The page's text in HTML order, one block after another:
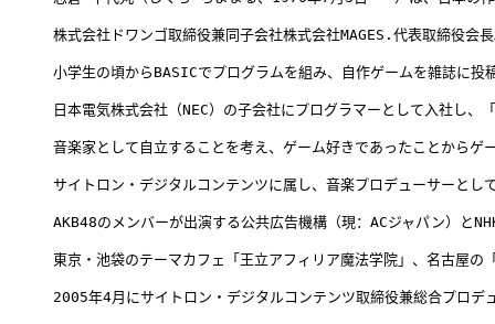
株式会社ドワンゴ取締役兼同子会社株式会社MAGES.代表取締役会
小学生の頃からBASICでプログラムを組み、自作ゲームを雑誌に
日本電気株式会社（NEC）の子会社にプログラマーとして入社し
音楽家として自立することを考え、ゲーム好きであったことから
サイトロン・デジタルコンテンツに属し、音楽プロデューサーと
AKB48のメンバーが出演する公共広告機構（現：ACジャパン）と
東京・池袋のテーマカフェ「王立アフィリア魔法学院」、名古屋
2005年4月にサイトロン・デジタルコンテンツ取締役兼総合プロ